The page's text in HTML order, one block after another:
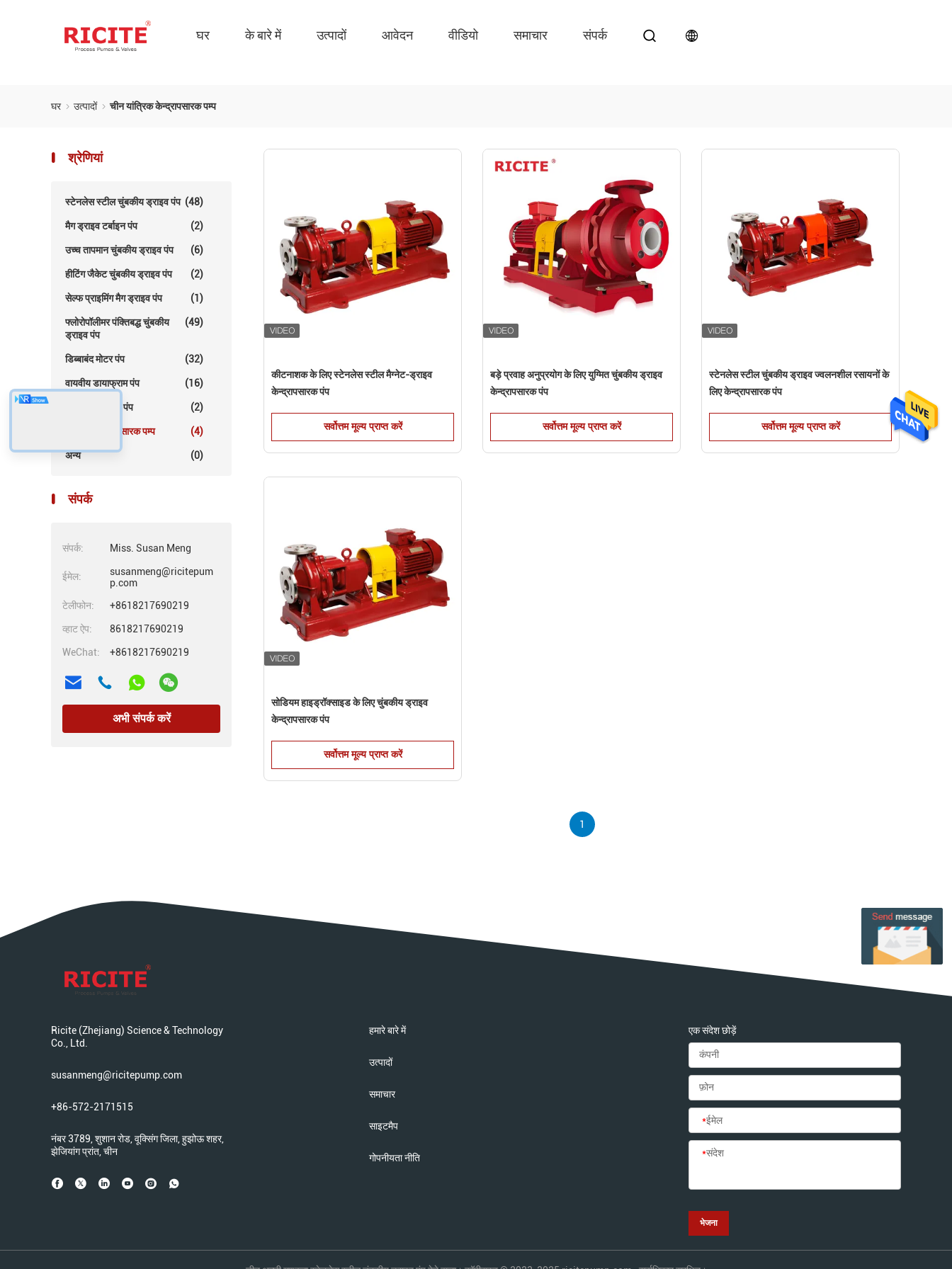
घर के बारे में उत्पादों आवेदन वीडियो समाचार संपर्क
घर उत्पादों चीन यांत्रिक केन्द्रापसारक पम्प
श्रेणियां
स्टेनलेस स्टील चुंबकीय ड्राइव पंप (48)
मैग ड्राइव टर्बाइन पंप (2)
उच्च तापमान चुंबकीय ड्राइव पंप (6)
हीटिंग जैकेट चुंबकीय ड्राइव पंप (2)
सेल्फ प्राइमिंग मैग ड्राइव पंप (1)
फ्लोरोपॉलीमर पंक्तिबद्ध चुंबकीय
ड्राइव पंप
(49)
डिब्बाबंद मोटर पंप (32)
वायवीय डायाफ्राम पंप (16)
विद्युत डायाफ्राम पंप (2)
यांत्रिक केन्द्रापसारक पम्प (4)
अन्य (0)
संपर्क
संपर्क: Miss. Susan Meng
ईमेल:
susanmeng@ricitepum
p.com
टेलीफोन:
+8618217690219
व्हाट ऐप: 8618217690219
WeChat: +8618217690219
अभी संपर्क करें
कीटनाशक के लिए स्टेनलेस स्टील मैग्नेट-ड्राइव
केन्द्रापसारक पंप
सर्वोत्तम मूल्य प्राप्त करें
बड़े प्रवाह अनुप्रयोग के लिए युग्मित चुंबकीय ड्राइव
केन्द्रापसारक पंप
सर्वोत्तम मूल्य प्राप्त करें
स्टेनलेस स्टील चुंबकीय ड्राइव ज्वलनशील रसायनों के
लिए केन्द्रापसारक पंप
सर्वोत्तम मूल्य प्राप्त करें
सोडियम हाइड्रॉक्साइड के लिए चुंबकीय ड्राइव
केन्द्रापसारक पंप
सर्वोत्तम मूल्य प्राप्त करें
1
Ricite (Zhejiang) Science & Technology
Co., Ltd.
susanmeng@ricitepump.com
+86-572-2171515
नंबर 3789, शुशान रोड, वूक्सिंग जिला, हुझोऊ शहर,
झेजियांग प्रांत, चीन
हमारे बारे में
उत्पादों
समाचार
साइटमैप
गोपनीयता नीति
एक संदेश छोड़ें
*ईमेल
*संदेश
भेजना